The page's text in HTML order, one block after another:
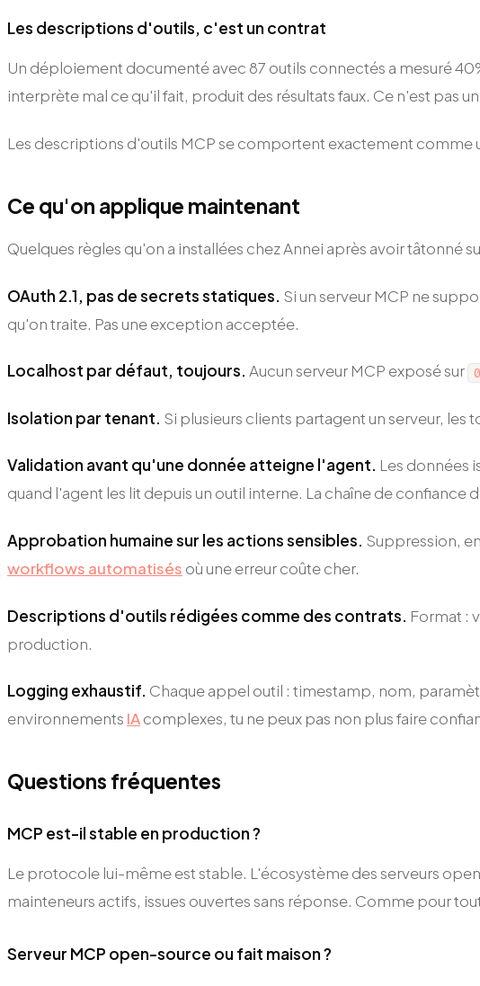
Les descriptions d'outils, c'est un contrat
Un déploiement documenté avec 87 outils connectés a mesuré
interprète mal ce qu'il fait, produit des résultats faux. Ce n'est pas
Les descriptions d'outils MCP se comportent exactement comme
Ce qu'on applique maintenant
Quelques règles qu'on a installées chez Annei après avoir tâtonné
OAuth 2.1, pas de secrets statiques. Si un serveur MCP ne
qu'on traite. Pas une exception acceptée.
Localhost par défaut, toujours. Aucun serveur MCP exposé sur
Isolation par tenant. Si plusieurs clients partagent un serveur,
Validation avant qu'une donnée atteigne l'agent. Les données
quand l'agent les lit depuis un outil interne. La chaîne de confiance
Approbation humaine sur les actions sensibles. Suppression,
workflows automatisés où une erreur coûte cher.
Descriptions d'outils rédigées comme des contrats. Format :
production.
Logging exhaustif. Chaque appel outil : timestamp, nom,
environnements IAcomplexes, tu ne peux pas non plus faire
Questions fréquentes
MCP est-il stable en production ?
Le protocole lui-même est stable. L'écosystème des serveurs
mainteneurs actifs, issues ouvertes sans réponse. Comme pour
Serveur MCP open-source ou fait maison ?